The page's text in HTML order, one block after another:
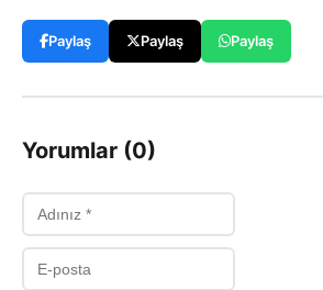
Paylaş Paylaş Paylaş
Yorumlar (0)